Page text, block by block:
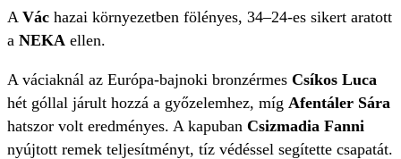
A Vác hazai környezetben fölényes, 34–24-es sikert aratott
a NEKA ellen.
A váciaknál az Európa-bajnoki bronzérmes Csíkos Luca
hét góllal járult hozzá a győzelemhez, míg Afentáler Sára
hatszor volt eredményes. A kapuban Csizmadia Fanni
nyújtott remek teljesítményt, tíz védéssel segítette csapatát.